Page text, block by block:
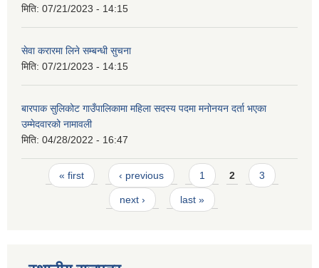
मिति: 07/21/2023 - 14:15
सेवा करारमा लिने सम्बन्धी सुचना
मिति: 07/21/2023 - 14:15
बारपाक सुलिकोट गाउँपालिकामा महिला सदस्य पदमा मनोनयन दर्ता भएका
उम्मेदवारको नामावली
मिति: 04/28/2022 - 16:47
Pages
« first ‹ previous 1 2 3
next › last »